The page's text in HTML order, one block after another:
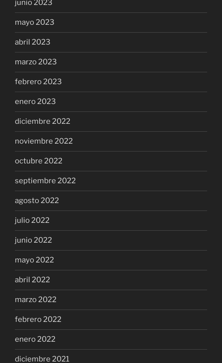
junio 2023
mayo 2023
abril 2023
marzo 2023
febrero 2023
enero 2023
diciembre 2022
noviembre 2022
octubre 2022
septiembre 2022
agosto 2022
julio 2022
junio 2022
mayo 2022
abril 2022
marzo 2022
febrero 2022
enero 2022
diciembre 2021